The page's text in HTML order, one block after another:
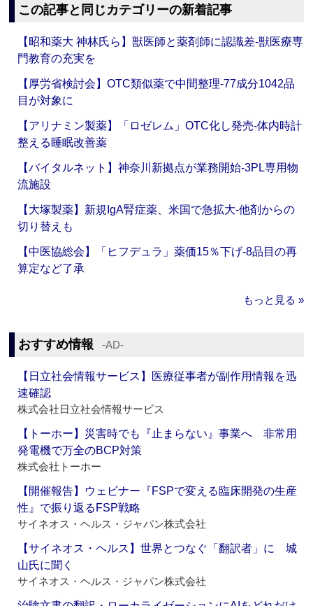
この記事と同じカテゴリーの新着記事
【昭和薬大 神林氏ら】獣医師と薬剤師に認識差‐獣医療専
門教育の充実を
【厚労省検討会】OTC類似薬で中間整理‐77成分1042品
目が対象に
【アリナミン製薬】「ロゼレム」OTC化し発売‐体内時計
整える睡眠改善薬
【バイタルネット】神奈川新拠点が業務開始‐3PL専用物
流施設
【大塚製薬】新規IgA腎症薬、米国で急拡大‐他剤からの
切り替えも
【中医協総会】「ヒフデュラ」薬価15％下げ‐8品目の再
算定など了承
もっと見る »
おすすめ情報 ‐AD‐
【日立社会情報サービス】医療従事者が副作用情報を迅
速確認
株式会社日立社会情報サービス
【トーホー】災害時でも『止まらない』事業へ 非常用
発電機で万全のBCP対策
株式会社トーホー
【開催報告】ウェビナー『FSPで変える臨床開発の生産
性』で振り返るFSP戦略
サイネオス・ヘルス・ジャパン株式会社
【サイネオス・ヘルス】世界とつなぐ「翻訳者」に 城
山氏に聞く
サイネオス・ヘルス・ジャパン株式会社